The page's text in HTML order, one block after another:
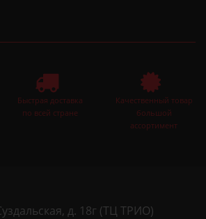
Быстрая доставка
по всей стране
Качественный товар
большой
ассортимент
д. 18г (ТЦ ТРИО)